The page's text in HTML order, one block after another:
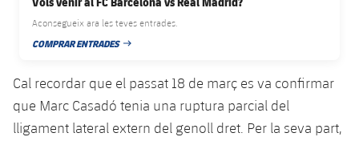
Serveis Mèdics
Accessibilitat
SUB8 B
Palmarès
Fotos
Infantil A
Entrades
Classificació
Resultats
Jugadors
plusicon
més
Actualitat
Juvenil
Cadet
Campus Verano
PLUSICON
MÉS
Primer equip
plusicon
més
Aconsegueix ara les teves entrades.
COMPRAR ENTRADES
DATA DE PUBLICACIÓ
Cal recordar que el passat 18 de març es va confirmar
que Marc Casadó tenia una ruptura parcial del
lligament lateral extern del genoll dret. Per la seva part,